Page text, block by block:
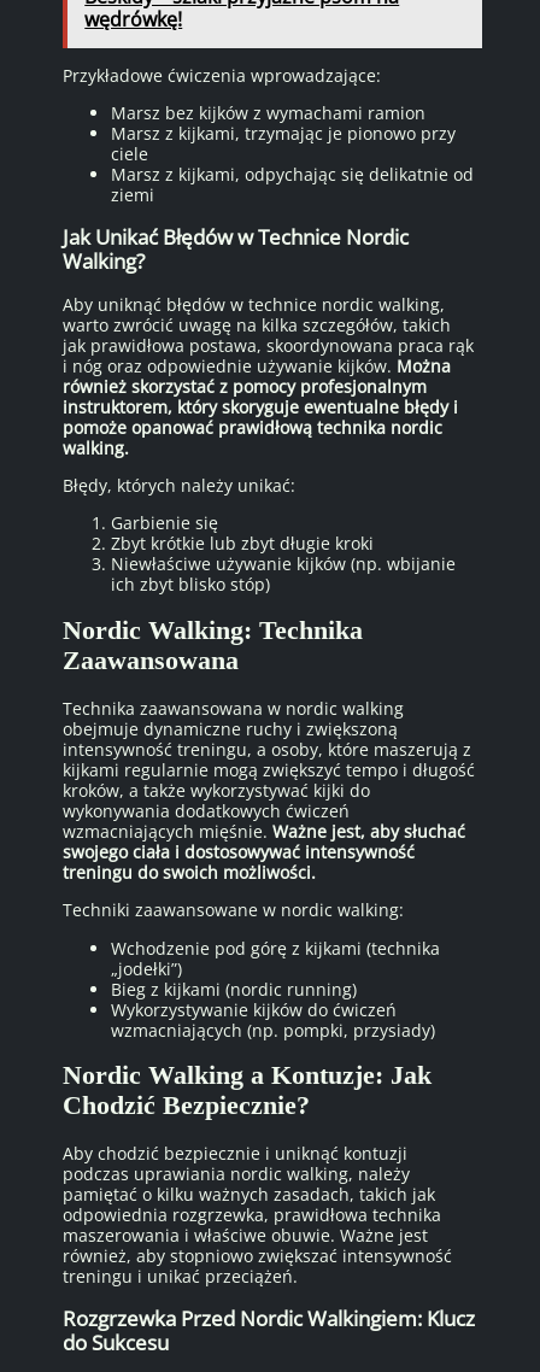
wędrówkę!
Przykładowe ćwiczenia wprowadzające:
Marsz bez kijków z wymachami ramion
Marsz z kijkami, trzymając je pionowo przy
ciele
Marsz z kijkami, odpychając się delikatnie od
ziemi
Jak Unikać Błędów w Technice Nordic
Walking?
Aby uniknąć błędów w technice nordic walking,
warto zwrócić uwagę na kilka szczegółów, takich
jak prawidłowa postawa, skoordynowana praca rąk
i nóg oraz odpowiednie używanie kijków. Można
również skorzystać z pomocy profesjonalnym
instruktorem, który skoryguje ewentualne błędy i
pomoże opanować prawidłową technika nordic
walking.
Błędy, których należy unikać:
Garbienie się
Zbyt krótkie lub zbyt długie kroki
Niewłaściwe używanie kijków (np. wbijanie
ich zbyt blisko stóp)
Nordic Walking: Technika
Zaawansowana
Technika zaawansowana w nordic walking
obejmuje dynamiczne ruchy i zwiększoną
intensywność treningu, a osoby, które maszerują z
kijkami regularnie mogą zwiększyć tempo i długość
kroków, a także wykorzystywać kijki do
wykonywania dodatkowych ćwiczeń
wzmacniających mięśnie. Ważne jest, aby słuchać
swojego ciała i dostosowywać intensywność
treningu do swoich możliwości.
Techniki zaawansowane w nordic walking:
Wchodzenie pod górę z kijkami (technika
„jodełki”)
Bieg z kijkami (nordic running)
Wykorzystywanie kijków do ćwiczeń
wzmacniających (np. pompki, przysiady)
Nordic Walking a Kontuzje: Jak
Chodzić Bezpiecznie?
Aby chodzić bezpiecznie i uniknąć kontuzji
podczas uprawiania nordic walking, należy
pamiętać o kilku ważnych zasadach, takich jak
odpowiednia rozgrzewka, prawidłowa technika
maszerowania i właściwe obuwie. Ważne jest
również, aby stopniowo zwiększać intensywność
treningu i unikać przeciążeń.
Rozgrzewka Przed Nordic Walkingiem: Klucz
do Sukcesu